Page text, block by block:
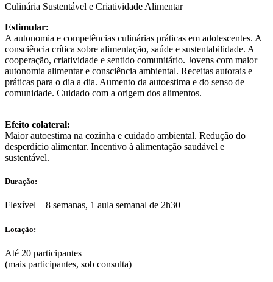
Culinária Sustentável e Criatividade Alimentar
Estimular:
A autonomia e competências culinárias práticas em adolescentes. A
consciência crítica sobre alimentação, saúde e sustentabilidade. A
cooperação, criatividade e sentido comunitário. Jovens com maior
autonomia alimentar e consciência ambiental. Receitas autorais e
práticas para o dia a dia. Aumento da autoestima e do senso de
comunidade. Cuidado com a origem dos alimentos.
Efeito colateral:
Maior autoestima na cozinha e cuidado ambiental. Redução do
desperdício alimentar. Incentivo à alimentação saudável e
sustentável.
Duração:
Flexível – 8 semanas, 1 aula semanal de 2h30
Lotação:
Até 20 participantes
(mais participantes, sob consulta)